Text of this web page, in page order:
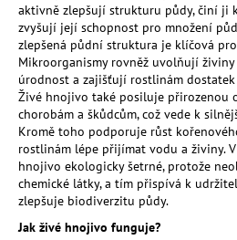
aktivně zlepšují strukturu půdy, činí ji
zvyšují její schopnost pro množení
zlepšená půdní struktura je klíčová
Mikroorganismy rovněž uvolňují
úrodnost a zajišťují rostlinám
Živé hnojivo také posiluje přirozenou
chorobám a škůdcům, což vede k
Kromě toho podporuje růst
rostlinám lépe přijímat vodu a živiny.
hnojivo ekologicky šetrné, protože
chemické látky, a tím přispívá k
zlepšuje biodiverzitu půdy.
Jak živé hnojivo funguje?
t
e
n
a
j
í
t
?